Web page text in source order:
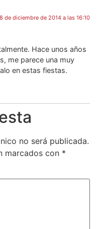
de diciembre de 2014 a las 16:10
Hace unos años
me parece una muy
en estas fiestas.
no será publicada.
marcados con *